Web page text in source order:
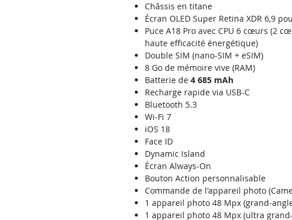
Châssis en titane
Écran OLED Super Retina XDR 6,9
Puce A18 Pro avec CPU 6 cœurs (2
haute efficacité énergétique)
Double SIM (nano-SIM + eSIM)
8 Go de mémoire vive (RAM)
Batterie de 4 685 mAh
Recharge rapide via USB-C
Bluetooth 5.3
Wi-Fi 7
iOS 18
Face ID
Dynamic Island
Écran Always-On
Bouton Action personnalisable
Commande de l'appareil photo
1 appareil photo 48 Mpx (grand-
1 appareil photo 48 Mpx (ultra